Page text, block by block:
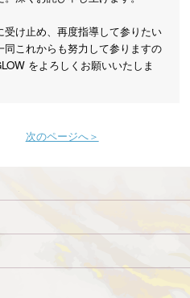
受け止め、再度指導して参りたい
同これからも努力して参りますの
をよろしくお願いいたしま
次のページへ＞